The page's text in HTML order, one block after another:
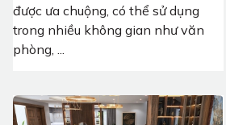
được ưa chuộng, có thể sử dụng
trong nhiều không gian như văn
phòng, ...